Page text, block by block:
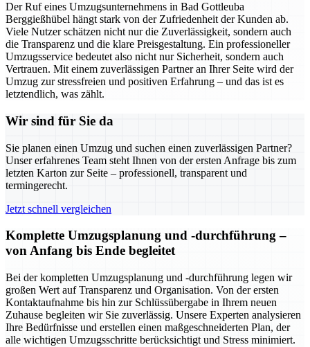
Der Ruf eines Umzugsunternehmens in Bad Gottleuba
Berggießhübel hängt stark von der Zufriedenheit der Kunden ab.
Viele Nutzer schätzen nicht nur die Zuverlässigkeit, sondern auch
die Transparenz und die klare Preisgestaltung. Ein professioneller
Umzugsservice bedeutet also nicht nur Sicherheit, sondern auch
Vertrauen. Mit einem zuverlässigen Partner an Ihrer Seite wird der
Umzug zur stressfreien und positiven Erfahrung – und das ist es
letztendlich, was zählt.
Wir sind für Sie da
Sie planen einen Umzug und suchen einen zuverlässigen Partner?
Unser erfahrenes Team steht Ihnen von der ersten Anfrage bis zum
letzten Karton zur Seite – professionell, transparent und
termingerecht.
Jetzt schnell vergleichen
Komplette Umzugsplanung und -durchführung –
von Anfang bis Ende begleitet
Bei der kompletten Umzugsplanung und -durchführung legen wir
großen Wert auf Transparenz und Organisation. Von der ersten
Kontaktaufnahme bis hin zur Schlüssübergabe in Ihrem neuen
Zuhause begleiten wir Sie zuverlässig. Unsere Experten analysieren
Ihre Bedürfnisse und erstellen einen maßgeschneiderten Plan, der
alle wichtigen Umzugsschritte berücksichtigt und Stress minimiert.